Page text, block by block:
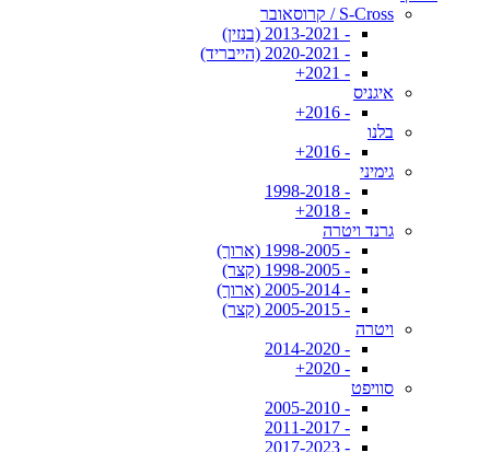
S-Cross / קרוסאובר
- 2013-2021 (בנזין)
- 2020-2021 (הייבריד)
- 2021+
איגניס
- 2016+
בלנו
- 2016+
גימיני
- 1998-2018
- 2018+
גרנד ויטרה
- 1998-2005 (ארוך)
- 1998-2005 (קצר)
- 2005-2014 (ארוך)
- 2005-2015 (קצר)
ויטרה
- 2014-2020
- 2020+
סוויפט
- 2005-2010
- 2011-2017
- 2017-2023